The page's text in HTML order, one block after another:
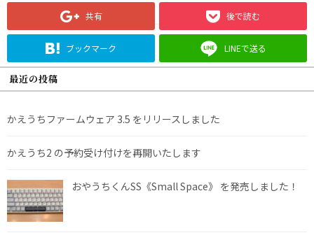
共有 後で読む
ブックマーク LINEで送る
最近の投稿
かえうちファームウェア 3.5 をリリースしました
かえうち2 の予約受け付けを再開いたします
おやうちくんSS《Small Space》 を発売しました！